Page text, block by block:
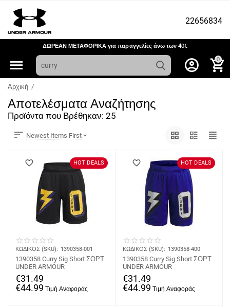
22656834
0
ΔΩΡΕΑΝ ΜΕΤΑΦΟΡΙΚΑ για παραγγελίες άνω των 40€
Αρχική /
Αποτελέσματα Αναζήτησης
Προϊόντα που Βρέθηκαν: 25
Newest Items First
HOT DEALS
ΚΩΔΙΚΟΣ (SKU): 1390358-001
1390358 Curry Sig Short ΣΟΡΤ
UNDER ARMOUR
€44.99
€31.49
HOT DEALS
ΚΩΔΙΚΟΣ (SKU): 1390358-400
1390358 Curry Sig Short ΣΟΡΤ
UNDER ARMOUR
€44.99
€31.49